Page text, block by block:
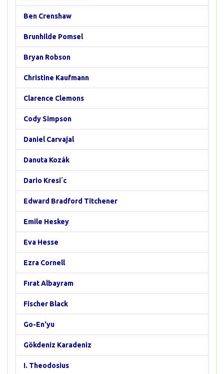
Ben Crenshaw
Brunhilde Pomsel
Bryan Robson
Christine Kaufmann
Clarence Clemons
Cody Simpson
Daniel Carvajal
Danuta Kozák
Dario Kresi´c
Edward Bradford Titchener
Emile Heskey
Eva Hesse
Ezra Cornell
Fırat Albayram
Fischer Black
Go-En'yu
Gökdeniz Karadeniz
I. Theodosius